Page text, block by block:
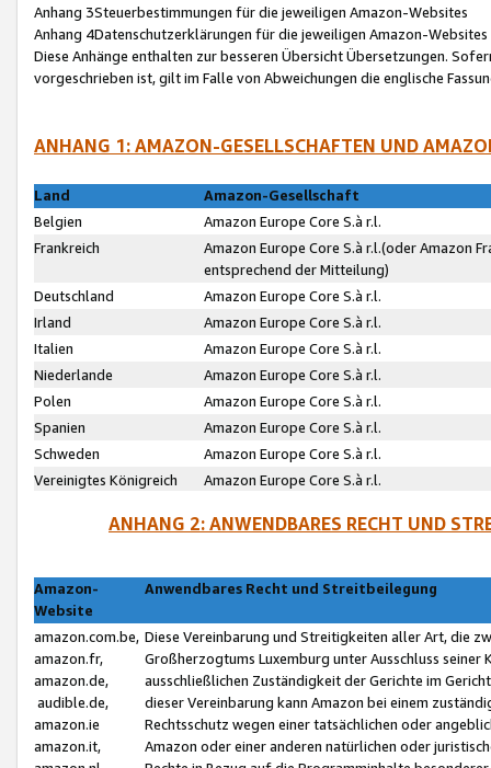
Anhang 3Steuerbestimmungen für die jeweiligen Amazon-Websites
Anhang 4Datenschutzerklärungen für die jeweiligen Amazon-Websites
Diese Anhänge enthalten zur besseren Übersicht Übersetzungen.
vorgeschrieben ist, gilt im Falle von Abweichungen die englische
ANHANG 1: AMAZON-GESELLSCHAFTEN UND
Land
Amazon-Gesellschaft
Belgien
Amazon Europe Core S.à r.l.
Frankreich
Amazon Europe Core S.à r.l.(oder Amazon
entsprechend der Mitteilung)
Deutschland
Amazon Europe Core S.à r.l.
Irland
Amazon Europe Core S.à r.l.
Italien
Amazon Europe Core S.à r.l.
Niederlande
Amazon Europe Core S.à r.l.
Polen
Amazon Europe Core S.à r.l.
Spanien
Amazon Europe Core S.à r.l.
Schweden
Amazon Europe Core S.à r.l.
Vereinigtes Königreich
Amazon Europe Core S.à r.l.
ANHANG 2: ANWENDBARES RECHT UND
Amazon-
Website
Anwendbares Recht und Streitbeilegung
amazon.com.be,
amazon.fr,
amazon.de,
audible.de,
amazon.ie
amazon.it,
Diese Vereinbarung und Streitigkeiten aller Art, die
Großherzogtums Luxemburg unter Ausschluss
ausschließlichen Zuständigkeit der Gerichte im
dieser Vereinbarung kann Amazon bei einem
Rechtsschutz wegen einer tatsächlichen oder
Amazon oder einer anderen natürlichen oder